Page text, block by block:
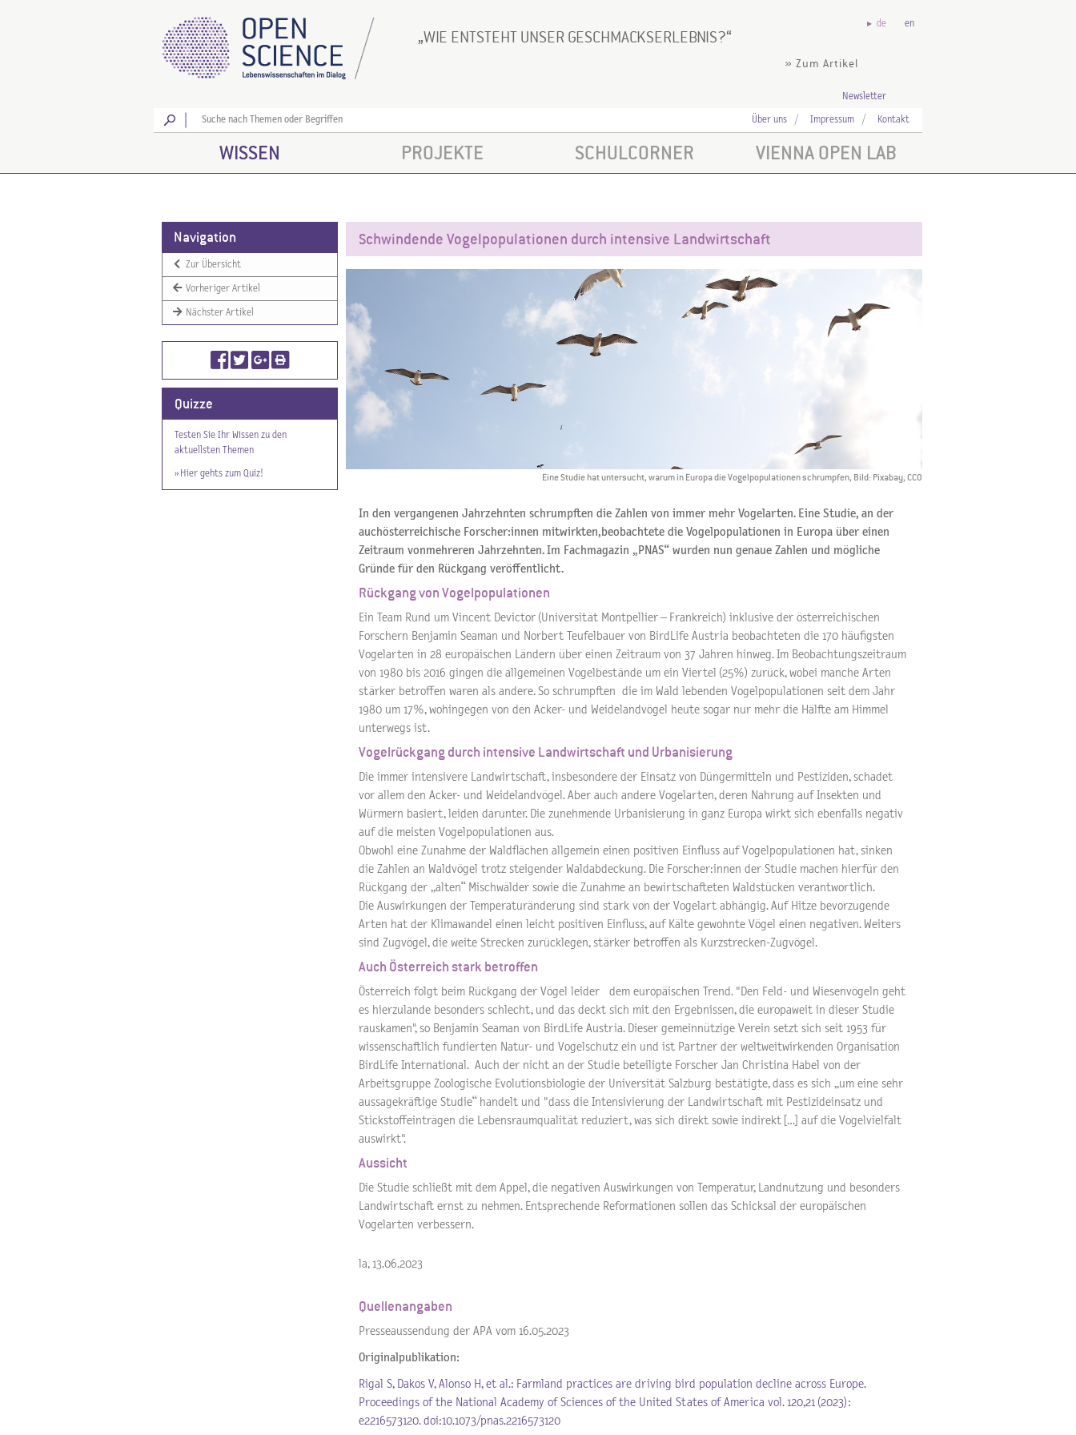
WIE ENTSTEHT UNSER GESCHMACKSERLEBNIS?
» Zum Artikel
de en
Newsletter
Los
Über uns Impressum Kontakt
WISSEN PROJEKTE SCHULCORNER VIENNA OPEN LAB
Navigation
Zur Übersicht
Vorheriger Artikel
Nächster Artikel
Quizze
Testen Sie Ihr Wissen zu den
aktuellsten Themen
» Hier gehts zum Quiz!
Schwindende Vogelpopulationen durch intensive Landwirtschaft
Eine Studie hat untersucht, warum in Europa die Vogelpopulationen schrumpfen, Bild: Pixabay, CCO
In den vergangenen Jahrzehnten schrumpften die Zahlen von immer mehr Vogelarten. Eine Studie, an der
auchösterreichische Forscher:innen mitwirkten,beobachtete die Vogelpopulationen in Europa über einen
Zeitraum vonmehreren Jahrzehnten. Im Fachmagazin „PNAS“ wurden nun genaue Zahlen und mögliche
Gründe für den Rückgang veröffentlicht.
Rückgang von Vogelpopulationen
Ein Team Rund um Vincent Devictor (Universität Montpellier – Frankreich) inklusive der österreichischen
Forschern Benjamin Seaman und Norbert Teufelbauer von BirdLife Austria beobachteten die 170 häufigsten
Vogelarten in 28 europäischen Ländern über einen Zeitraum von 37 Jahren hinweg. Im Beobachtungszeitraum
von 1980 bis 2016 gingen die allgemeinen Vogelbestände um ein Viertel (25%) zurück, wobei manche Arten
stärker betroffen waren als andere. So schrumpften die im Wald lebenden Vogelpopulationen seit dem Jahr
1980 um 17%, wohingegen von den Acker- und Weidelandvögel heute sogar nur mehr die Hälfte am Himmel
unterwegs ist.
Vogelrückgang durch intensive Landwirtschaft und Urbanisierung
Die immer intensivere Landwirtschaft, insbesondere der Einsatz von Düngermitteln und Pestiziden, schadet
vor allem den Acker- und Weidelandvögel. Aber auch andere Vogelarten, deren Nahrung auf Insekten und
Würmern basiert, leiden darunter. Die zunehmende Urbanisierung in ganz Europa wirkt sich ebenfalls negativ
auf die meisten Vogelpopulationen aus.
Obwohl eine Zunahme der Waldflächen allgemein einen positiven Einfluss auf Vogelpopulationen hat, sinken
die Zahlen an Waldvögel trotz steigender Waldabdeckung. Die Forscher:innen der Studie machen hierfür den
Rückgang der „alten“ Mischwälder sowie die Zunahme an bewirtschafteten Waldstücken verantwortlich.
Die Auswirkungen der Temperaturänderung sind stark von der Vogelart abhängig. Auf Hitze bevorzugende
Arten hat der Klimawandel einen leicht positiven Einfluss, auf Kälte gewohnte Vögel einen negativen. Weiters
sind Zugvögel, die weite Strecken zurücklegen, stärker betroffen als Kurzstrecken-Zugvögel.
Auch Österreich stark betroffen
Österreich folgt beim Rückgang der Vögel leider dem europäischen Trend. "Den Feld- und Wiesenvögeln geht
es hierzulande besonders schlecht, und das deckt sich mit den Ergebnissen, die europaweit in dieser Studie
rauskamen", so Benjamin Seaman von BirdLife Austria. Dieser gemeinnützige Verein setzt sich seit 1953 für
wissenschaftlich fundierten Natur- und Vogelschutz ein und ist Partner der weltweitwirkenden Organisation
BirdLife International. Auch der nicht an der Studie beteiligte Forscher Jan Christina Habel von der
Arbeitsgruppe Zoologische Evolutionsbiologie der Universität Salzburg bestätigte, dass es sich „um eine sehr
aussagekräftige Studie“ handelt und "dass die Intensivierung der Landwirtschaft mit Pestizideinsatz und
Stickstoffeinträgen die Lebensraumqualität reduziert, was sich direkt sowie indirekt […] auf die Vogelvielfalt
auswirkt".
Aussicht
Die Studie schließt mit dem Appel, die negativen Auswirkungen von Temperatur, Landnutzung und besonders
Landwirtschaft ernst zu nehmen. Entsprechende Reformationen sollen das Schicksal der europäischen
Vogelarten verbessern.
la, 13.06.2023
Quellenangaben
Presseaussendung der APA vom 16.05.2023
Originalpublikation:
Rigal S, Dakos V, Alonso H, et al.: Farmland practices are driving bird population decline across Europe.
Proceedings of the National Academy of Sciences of the United States of America vol. 120,21 (2023):
e2216573120. doi:10.1073/pnas.2216573120